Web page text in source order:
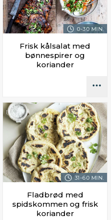
0-30 MIN.
Frisk kålsalat med
bønnespirer og
koriander
31-60 MIN.
Fladbrød med
spidskommen og frisk
koriander